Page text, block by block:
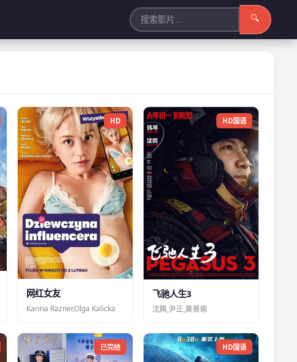
🔍
HD
网红女友
Karina Razner,Olga Kalicka
HD国语
飞驰人生3
沈腾,尹正,黄景瑜
已完结 HD国语